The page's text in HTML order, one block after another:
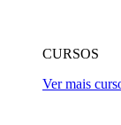
CURSOS
Ver mais